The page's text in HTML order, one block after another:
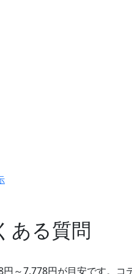
ある質問
～7,778円が目安です。